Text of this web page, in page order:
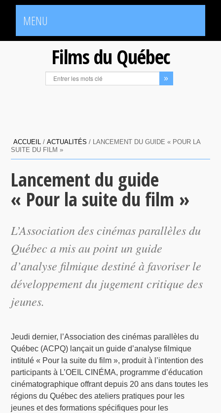
MENU
Films du Québec
ACCUEIL /ACTUALITÉS / LANCEMENT DU GUIDE « POUR LA
SUITE DU FILM »
Lancement du guide
« Pour la suite du film »
L’Association des cinémas parallèles du
Québec a mis au point un guide
d’analyse filmique destiné à favoriser le
développement du jugement critique des
jeunes.
Jeudi dernier, l’Association des cinémas parallèles du
Québec (ACPQ) lançait un guide d’analyse filmique
intitulé « Pour la suite du film », produit à l’intention des
participants à L’OEIL CINÉMA, programme d’éducation
cinématographique offrant depuis 20 ans dans toutes les
régions du Québec des ateliers pratiques pour les
jeunes et des formations spécifiques pour les